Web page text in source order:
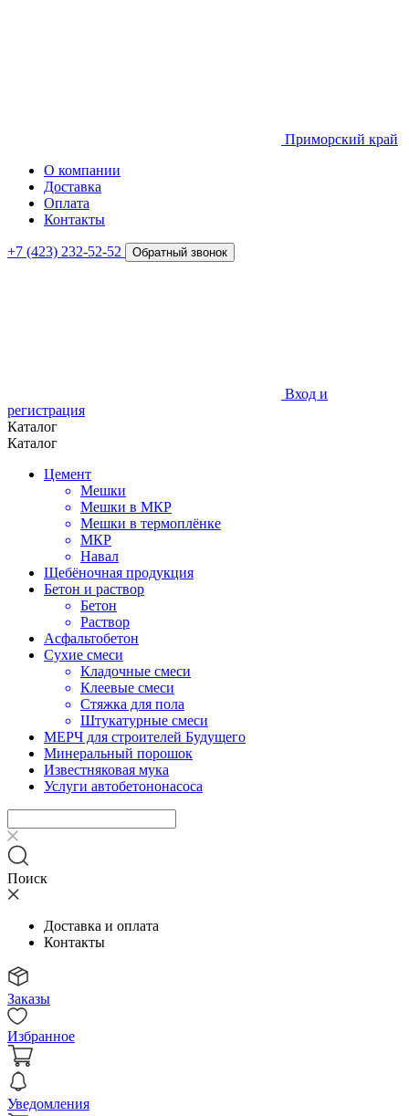
Приморский край
О компании
Доставка
Оплата
Контакты
+7 (423) 232-52-52 Обратный звонок
Вход и
регистрация
Каталог
Каталог
Цемент
Мешки
Мешки в МКР
Мешки в термоплёнке
МКР
Навал
Щебёночная продукция
Бетон и раствор
Бетон
Раствор
Асфальтобетон
Сухие смеси
Кладочные смеси
Клеевые смеси
Стяжка для пола
Штукатурные смеси
МЕРЧ для строителей Будущего
Минеральный порошок
Известняковая мука
Услуги автобетононасоса
Поиск
Доставка и оплата
Контакты
Заказы
Избранное
Уведомления